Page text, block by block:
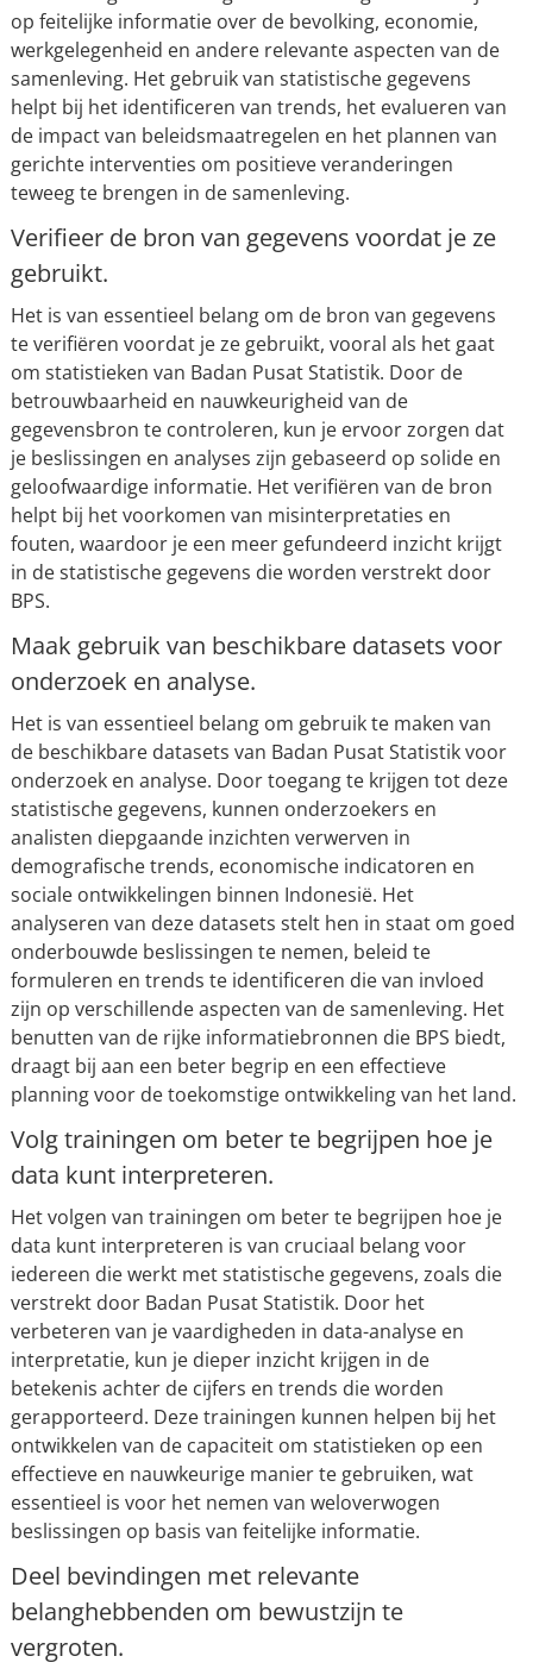
op feitelijke informatie over de bevolking, economie,
werkgelegenheid en andere relevante aspecten van de
samenleving. Het gebruik van statistische gegevens
helpt bij het identificeren van trends, het evalueren van
de impact van beleidsmaatregelen en het plannen van
gerichte interventies om positieve veranderingen
teweeg te brengen in de samenleving.
Verifieer de bron van gegevens voordat je ze
gebruikt.
Het is van essentieel belang om de bron van gegevens
te verifiëren voordat je ze gebruikt, vooral als het gaat
om statistieken van Badan Pusat Statistik. Door de
betrouwbaarheid en nauwkeurigheid van de
gegevensbron te controleren, kun je ervoor zorgen dat
je beslissingen en analyses zijn gebaseerd op solide en
geloofwaardige informatie. Het verifiëren van de bron
helpt bij het voorkomen van misinterpretaties en
fouten, waardoor je een meer gefundeerd inzicht krijgt
in de statistische gegevens die worden verstrekt door
BPS.
Maak gebruik van beschikbare datasets voor
onderzoek en analyse.
Het is van essentieel belang om gebruik te maken van
de beschikbare datasets van Badan Pusat Statistik voor
onderzoek en analyse. Door toegang te krijgen tot deze
statistische gegevens, kunnen onderzoekers en
analisten diepgaande inzichten verwerven in
demografische trends, economische indicatoren en
sociale ontwikkelingen binnen Indonesië. Het
analyseren van deze datasets stelt hen in staat om goed
onderbouwde beslissingen te nemen, beleid te
formuleren en trends te identificeren die van invloed
zijn op verschillende aspecten van de samenleving. Het
benutten van de rijke informatiebronnen die BPS biedt,
draagt bij aan een beter begrip en een effectieve
planning voor de toekomstige ontwikkeling van het land.
Volg trainingen om beter te begrijpen hoe je
data kunt interpreteren.
Het volgen van trainingen om beter te begrijpen hoe je
data kunt interpreteren is van cruciaal belang voor
iedereen die werkt met statistische gegevens, zoals die
verstrekt door Badan Pusat Statistik. Door het
verbeteren van je vaardigheden in data-analyse en
interpretatie, kun je dieper inzicht krijgen in de
betekenis achter de cijfers en trends die worden
gerapporteerd. Deze trainingen kunnen helpen bij het
ontwikkelen van de capaciteit om statistieken op een
effectieve en nauwkeurige manier te gebruiken, wat
essentieel is voor het nemen van weloverwogen
beslissingen op basis van feitelijke informatie.
Deel bevindingen met relevante
belanghebbenden om bewustzijn te
vergroten.